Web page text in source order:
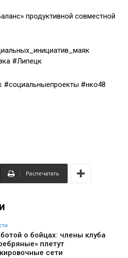
продуктивной совместной
#Липецк
#нко48
Распечатать
о бойцах: члены клуба
плетут
сети